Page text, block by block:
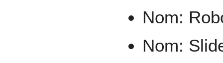
Nom:
Nom: